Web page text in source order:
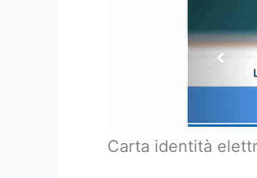
Carta identità